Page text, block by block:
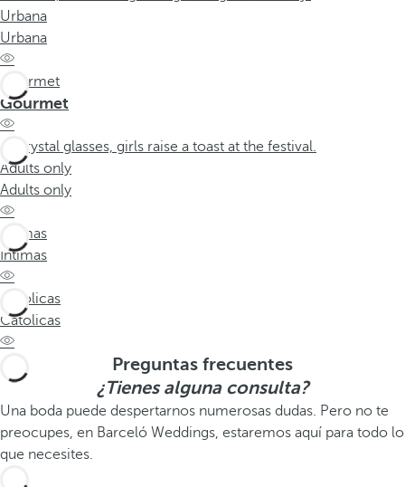
Urbana
Urbana
Gourmet
Gourmet
Adults only
Adults only
Intimas
Intimas
Católicas
Católicas
Preguntas frecuentes
¿Tienes alguna consulta?
Una boda puede despertarnos numerosas dudas. Pero no te
preocupes, en Barceló Weddings, estaremos aquí para todo lo
que necesites.